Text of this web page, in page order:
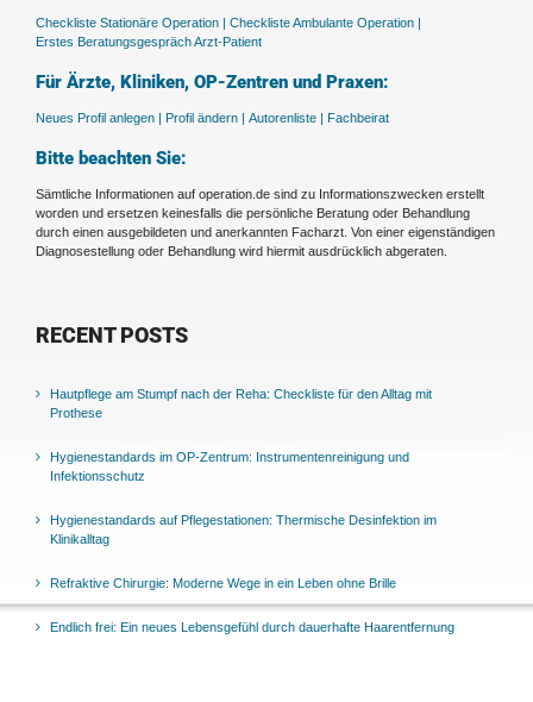
Checkliste Stationäre Operation |
Checkliste Ambulante Operation |
Erstes Beratungsgespräch Arzt-Patient
Für Ärzte, Kliniken, OP-Zentren und Praxen:
Neues Profil anlegen | Profil ändern | Autorenliste | Fachbeirat
Bitte beachten Sie:
Sämtliche Informationen auf operation.de sind zu Informationszwecken erstellt
worden und ersetzen keinesfalls die persönliche Beratung oder Behandlung
durch einen ausgebildeten und anerkannten Facharzt. Von einer eigenständigen
Diagnosestellung oder Behandlung wird hiermit ausdrücklich abgeraten.
RECENT POSTS
Hautpflege am Stumpf nach der Reha: Checkliste für den Alltag mit
Prothese
Hygienestandards im OP-Zentrum: Instrumentenreinigung und
Infektionsschutz
Hygienestandards auf Pflegestationen: Thermische Desinfektion im
Klinikalltag
Refraktive Chirurgie: Moderne Wege in ein Leben ohne Brille
Endlich frei: Ein neues Lebensgefühl durch dauerhafte Haarentfernung